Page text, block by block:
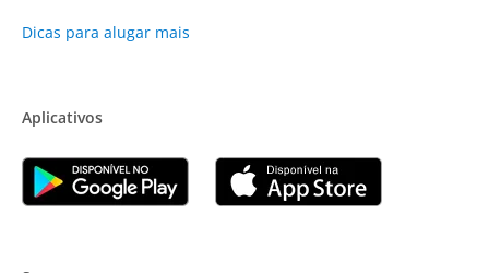
Dicas para alugar mais
Aplicativos